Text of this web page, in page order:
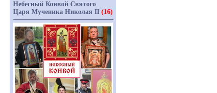
Небесный Конвой Святого
Царя Мученика Николая II (16)